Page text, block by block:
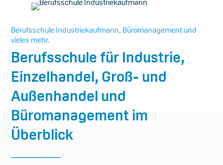
Berufsschule Industriekaufmann, Büromanagement und
vieles mehr.
Berufsschule für Industrie,
Einzelhandel, Groß- und
Außenhandel und
Büromanagement im
Überblick